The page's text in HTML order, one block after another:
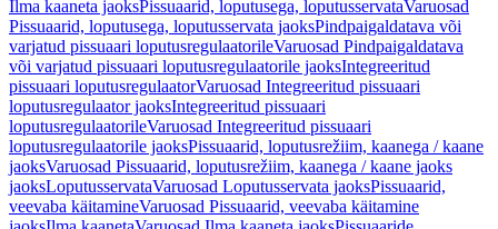
Ilma kaaneta jaoksPissuaarid, loputusega, loputusservataVaruosad
Pissuaarid, loputusega, loputusservata jaoksPindpaigaldatava või
varjatud pissuaari loputusregulaatorileVaruosad Pindpaigaldatava
või varjatud pissuaari loputusregulaatorile jaoksIntegreeritud
pissuaari loputusregulaatorVaruosad Integreeritud pissuaari
loputusregulaator jaoksIntegreeritud pissuaari
loputusregulaatorileVaruosad Integreeritud pissuaari
loputusregulaatorile jaoksPissuaarid, loputusrežiim, kaanega / kaane
jaoksVaruosad Pissuaarid, loputusrežiim, kaanega / kaane jaoks
jaoksLoputusservataVaruosad Loputusservata jaoksPissuaarid,
veevaba käitamineVaruosad Pissuaarid, veevaba käitamine